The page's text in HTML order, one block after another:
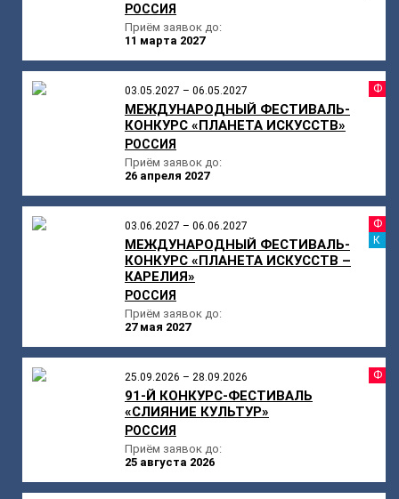
РОССИЯ
Приём заявок до:
11 марта 2027
03.05.2027 – 06.05.2027
МЕЖДУНАРОДНЫЙ ФЕСТИВАЛЬ-
КОНКУРС «ПЛАНЕТА ИСКУССТВ»
РОССИЯ
Приём заявок до:
26 апреля 2027
03.06.2027 – 06.06.2027
МЕЖДУНАРОДНЫЙ ФЕСТИВАЛЬ-
КОНКУРС «ПЛАНЕТА ИСКУССТВ –
КАРЕЛИЯ»
РОССИЯ
Приём заявок до:
27 мая 2027
25.09.2026 – 28.09.2026
91-Й КОНКУРС-ФЕСТИВАЛЬ
«СЛИЯНИЕ КУЛЬТУР»
РОССИЯ
Приём заявок до:
25 августа 2026